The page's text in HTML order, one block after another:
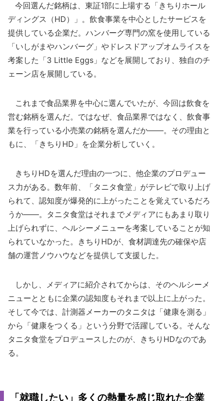
今回選んだ銘柄は、東証1部に上場する「きちりホール
ディングス（HD）」。飲食事業を中心としたサービスを
提供している企業だ。ハンバーグ専門の窯を使用している
「いしがまやハンバーグ」やドレスドアップオムライスを
考案した「3 Little Eggs」などを展開しており、独自のチ
ェーン店を展開している。
これまで食品業界を中心に選んでいたが、今回は飲食を
営む銘柄を選んだ。ではなぜ、食品業界ではなく、飲食事
業を行っている小売業の銘柄を選んだか――。その理由と
もに、「きちりHD」を企業分析していく。
きちりHDを選んだ理由の一つに、他企業のプロデュー
ス力がある。数年前、「タニタ食堂」がテレビで取り上げ
られて、認知度が爆発的に上がったことを覚えているだろ
うか――。タニタ食堂はそれまでメディアにもあまり取り
上げられずに、ヘルシーメニューを考案していることが知
られていなかった。きちりHDが、食材調達先の確保や店
舗の運営ノウハウなどを提供して支援した。
しかし、メディアに紹介されてからは、そのヘルシーメ
ニューとともに企業の認知度もそれまで以上に上がった。
そして今では、計測器メーカーのタニタは「健康を測る」
から「健康をつくる」という分野で活躍している。そんな
タニタ食堂をプロデュースしたのが、きちりHDなのであ
る。
「就職したい」多くの熱量を感じ取れた企業